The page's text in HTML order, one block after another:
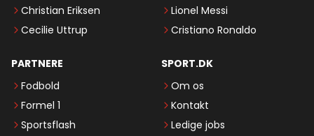
Christian Eriksen
Cecilie Uttrup
Lionel Messi
Cristiano Ronaldo
PARTNERE
Fodbold
Formel 1
Sportsflash
SPORT.DK
Om os
Kontakt
Ledige jobs